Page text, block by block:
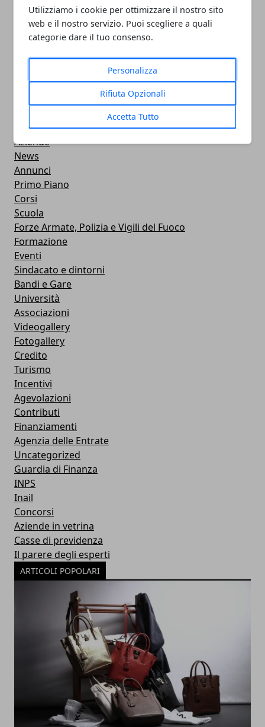
Utilizziamo i cookie per ottimizzare il nostro sito
web e il nostro servizio. Puoi scegliere a quali
categorie dare il tuo consenso.
Personalizza
Rifiuta Opzionali
Accetta Tutto
PULITORE COORDINATORE
05/11/2024
Professionisti
Aziende
News
Annunci
Primo Piano
Corsi
Scuola
Forze Armate, Polizia e Vigili del Fuoco
Formazione
Eventi
Sindacato e dintorni
Bandi e Gare
Università
Associazioni
Videogallery
Fotogallery
Credito
Turismo
Incentivi
Agevolazioni
Contributi
Finanziamenti
Agenzia delle Entrate
Uncategorized
Guardia di Finanza
INPS
Inail
Concorsi
Aziende in vetrina
Casse di previdenza
Il parere degli esperti
ARTICOLI POPOLARI